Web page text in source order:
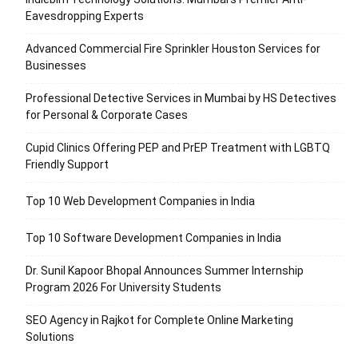
Eavesdropping Experts
Advanced Commercial Fire Sprinkler Houston Services for
Businesses
Professional Detective Services in Mumbai by HS Detectives
for Personal & Corporate Cases
Cupid Clinics Offering PEP and PrEP Treatment with LGBTQ
Friendly Support
Top 10 Web Development Companies in India
Top 10 Software Development Companies in India
Dr. Sunil Kapoor Bhopal Announces Summer Internship
Program 2026 For University Students
SEO Agency in Rajkot for Complete Online Marketing
Solutions